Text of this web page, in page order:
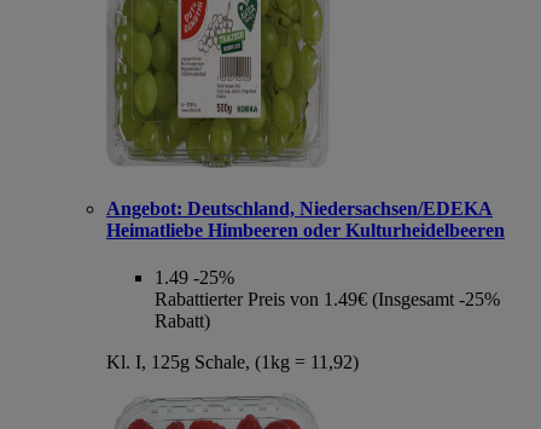
Angebot: Deutschland, Niedersachsen/EDEKA
Heimatliebe Himbeeren oder Kulturheidelbeeren
1.49 -25%
Rabattierter Preis von 1.49€ (Insgesamt -25%
Rabatt)
Kl. I, 125g Schale, (1kg = 11,92)